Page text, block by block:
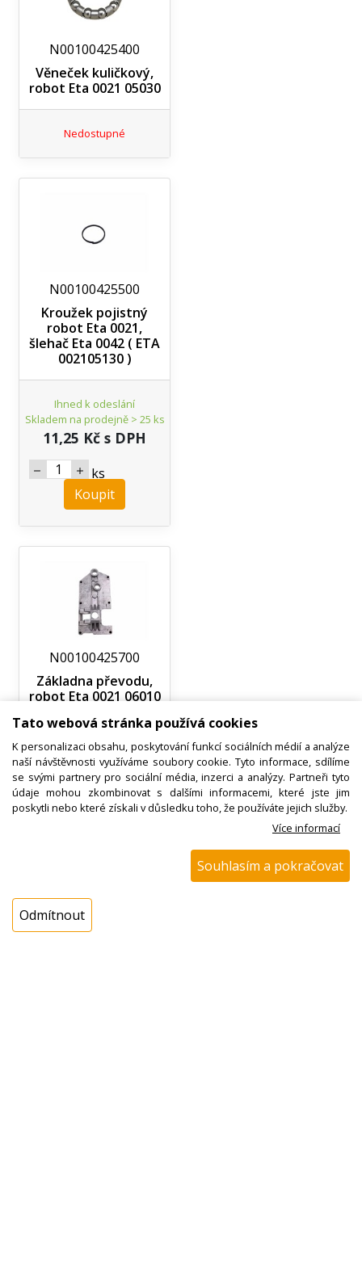
Tato webová stránka používá cookies
K personalizaci obsahu, poskytování funkcí sociálních médií a analýze
naší návštěvnosti využíváme soubory cookie. Tyto informace, sdílíme
se svými partnery pro sociální média, inzerci a analýzy. Partneři tyto
údaje mohou zkombinovat s dalšími informacemi, které jste jim
poskytli nebo které získali v důsledku toho, že používáte jejich služby.
Více informací
Souhlasím a pokračovat
Odmítnout
N00100425400
Věneček kuličkový,
robot Eta 0021 05030
Nedostupné
N00100425500
Kroužek pojistný
robot Eta 0021,
šlehač Eta 0042 ( ETA
002105130 )
Ihned k odeslání
Skladem na prodejně > 25 ks
11,25 Kč s DPH
ks
Koupit
N00100425700
Základna převodu,
robot Eta 0021 06010
není skladem
! Termín na dotaz !
60,00 Kč s DPH
ks